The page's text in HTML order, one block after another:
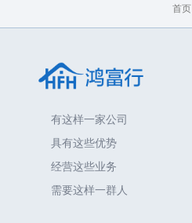
首页
有这样一家公司
具有这些优势
经营这些业务
需要这样一群人